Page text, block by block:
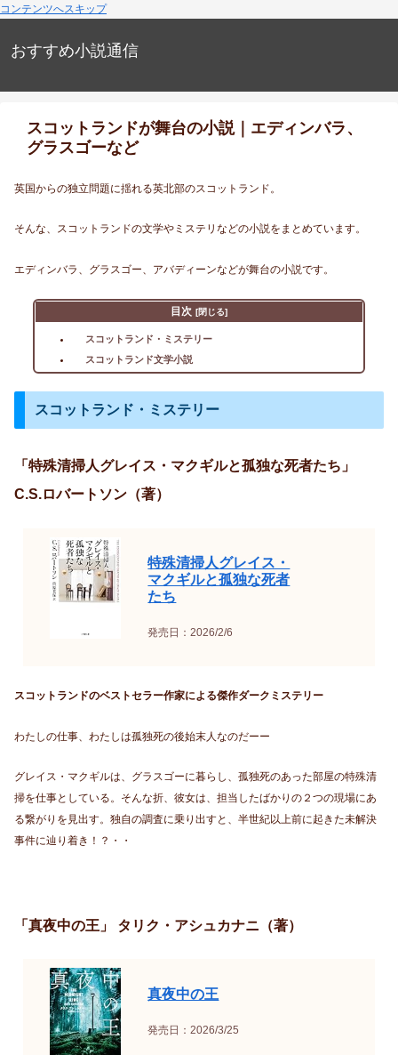
コンテンツへスキップ
おすすめ小説通信
スコットランドが舞台の小説｜エディンバラ、
グラスゴーなど
英国からの独立問題に揺れる英北部のスコットランド。
そんな、スコットランドの文学やミステリなどの小説をまとめています。
エディンバラ、グラスゴー、アバディーンなどが舞台の小説です。
目次
スコットランド・ミステリー
スコットランド文学小説
スコットランド・ミステリー
「特殊清掃人グレイス・マクギルと孤独な死者たち」
C.S.ロバートソン（著）
特殊清掃人グレイス・
マクギルと孤独な死者
たち
発売日：2026/2/6
スコットランドのベストセラー作家による傑作ダークミステリー
わたしの仕事、わたしは孤独死の後始末人なのだーー
グレイス・マクギルは、グラスゴーに暮らし、孤独死のあった部屋の特殊清
掃を仕事としている。そんな折、彼女は、担当したばかりの２つの現場にあ
る繋がりを見出す。独自の調査に乗り出すと、半世紀以上前に起きた未解決
事件に辿り着き！？・・
「真夜中の王」 タリク・アシュカナニ（著）
真夜中の王
発売日：2026/3/25